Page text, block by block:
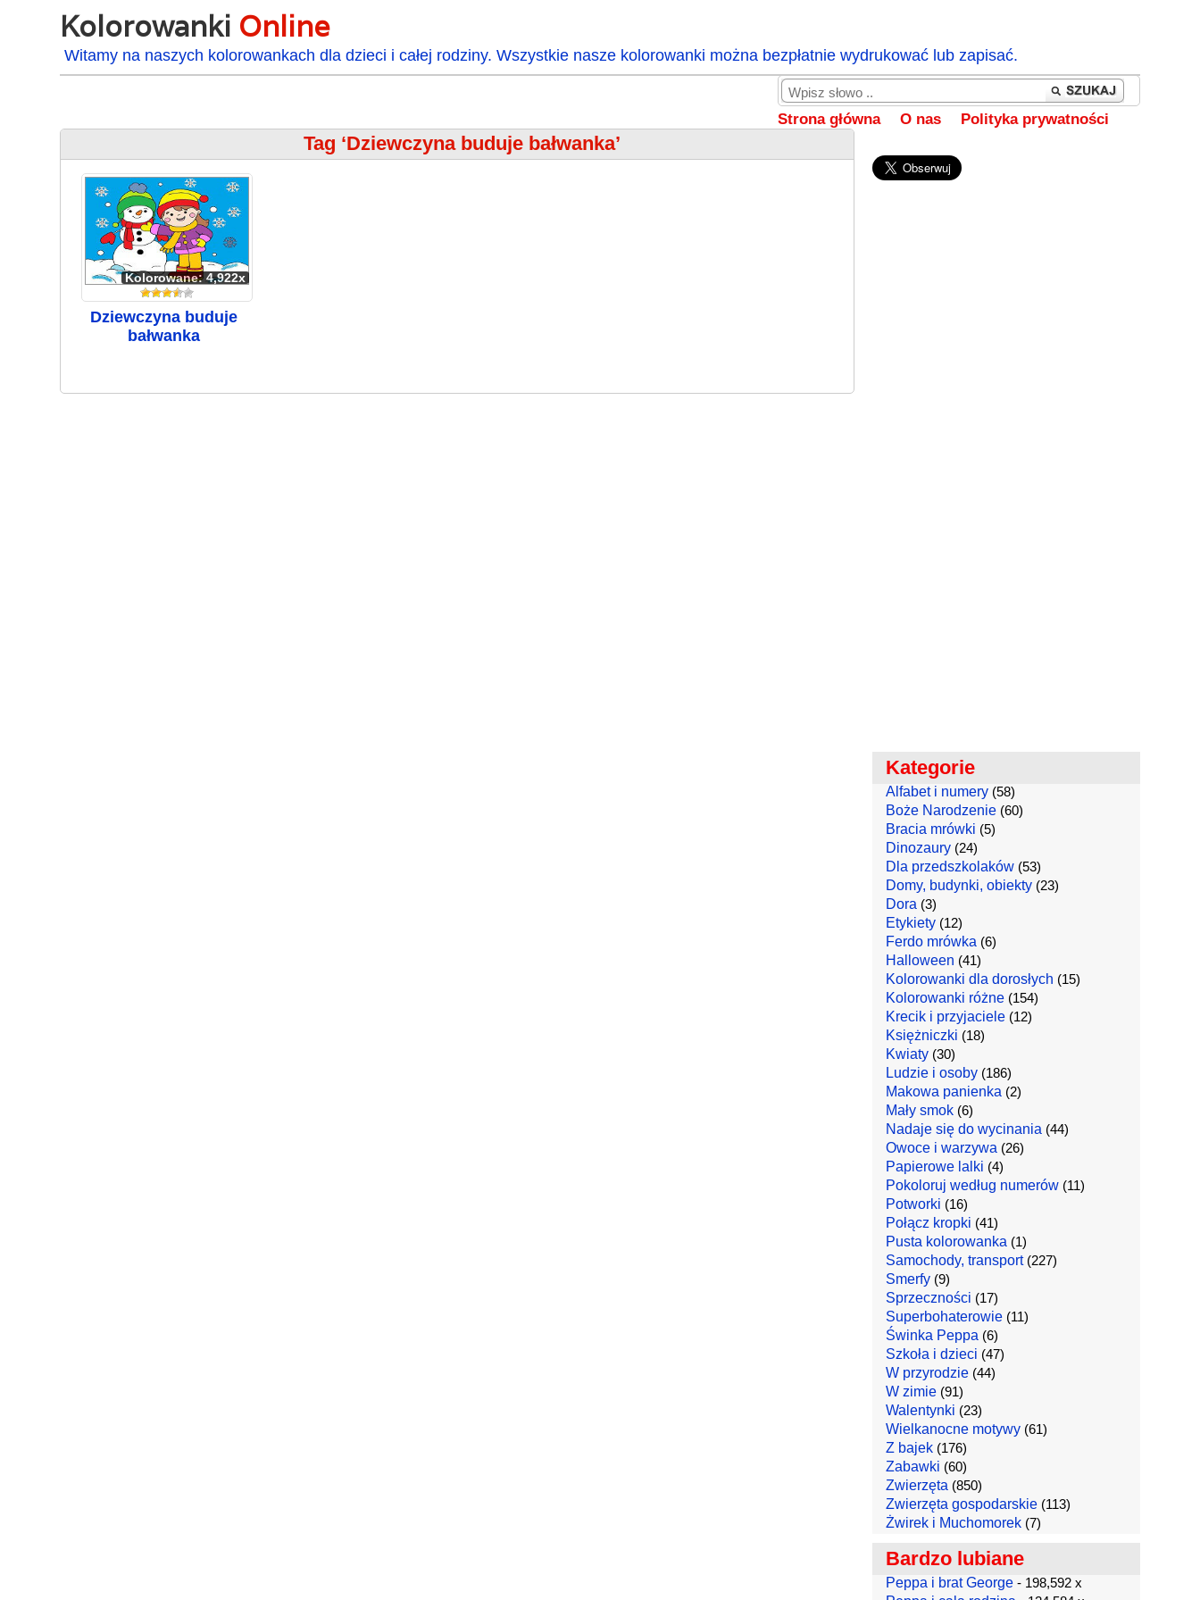
Kolorowanki Online
Witamy na naszych kolorowankach dla dzieci i całej rodziny. Wszystkie nasze kolorowanki można bezpłatnie wydrukować lub zapisać.
Strona główna O nas Polityka prywatności
Tag ‘Dziewczyna buduje bałwanka’
Kolorowane: 4,922x
Dziewczyna buduje
bałwanka
Kategorie
Alfabet i numery(58)
Boże Narodzenie(60)
Bracia mrówki (5)
Dinozaury(24)
Dla przedszkolaków(53)
Domy, budynki, obiekty(23)
Dora (3)
Etykiety(12)
Ferdo mrówka (6)
Halloween (41)
Kolorowanki dla dorosłych (15)
Kolorowanki różne(154)
Krecik i przyjaciele(12)
Księżniczki (18)
Kwiaty(30)
Ludzie i osoby(186)
Makowa panienka (2)
Mały smok(6)
Nadaje się do wycinania (44)
Owoce i warzywa (26)
Papierowe lalki (4)
Pokoloruj według numerów(11)
Potworki (16)
Połącz kropki (41)
Pusta kolorowanka (1)
Samochody, transport(227)
Smerfy(9)
Sprzeczności (17)
Superbohaterowie(11)
Świnka Peppa (6)
Szkoła i dzieci (47)
W przyrodzie(44)
W zimie(91)
Walentynki (23)
Wielkanocne motywy(61)
Z bajek(176)
Zabawki (60)
Zwierzęta (850)
Zwierzęta gospodarskie(113)
Żwirek i Muchomorek(7)
Bardzo lubiane
Peppa i brat George- 198,592 x